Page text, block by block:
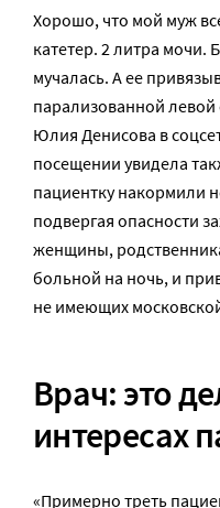
Хорошо, что мой муж
катетер. 2 литра мочи.
мучалась. А ее
парализованной
Юлия Денисова в
посещении увидела
пациентку накормили
подвергая опасности
женщины,
больной на ночь, и
не имеющих
Врач: это
интересах
«Примерно треть